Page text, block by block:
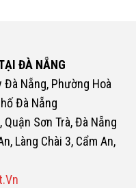
ĐÀ NẴNG
Đà Nẵng, Phường Hoà
Đà Nẵng
Quận Sơn Trà, Đà Nẵng
Làng Chài 3, Cẩm An,